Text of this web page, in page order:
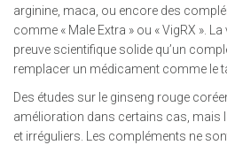
arginine, maca, ou encore des
comme « Male Extra » ou « VigRX ». La
preuve scientifique solide qu’un
remplacer un médicament comme le
Des études sur le ginseng rouge
amélioration dans certains cas, mais
et irréguliers. Les compléments ne